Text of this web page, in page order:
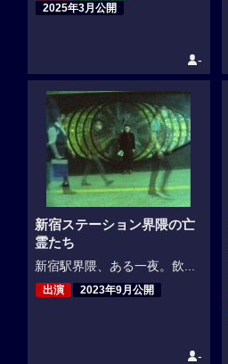
2025年3月公開
-
新宿ステーション界隈の亡
霊たち
新宿駅界隈、ある一夜。飲...
出演 2023年9月公開
-